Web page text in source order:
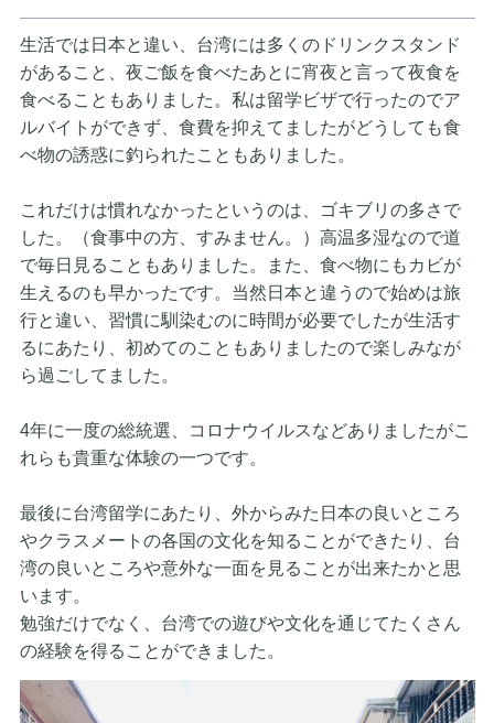
生活では日本と違い、台湾には多くのドリンクスタンド
があること
、夜ご飯を食べたあとに宵夜と言って夜食を
食べることもありました。私は留学ビザで行ったのでア
ルバイトができず、食費を抑えて ましたがどうしても食
べ物の誘惑に釣られたこともありました。
これだけは慣れなかったというのは、ゴキブリの多さで
した。（食事中の方、すみません。）高温多湿なので道
で毎日見ることもあり ました。また、食べ物にもカビが
生えるのも早かったです。当然日 本と違うので始めは旅
行と違い、習慣に馴染むのに時間が必要でしたが生活す
るにあたり、初めてのこともありましたので楽しみなが
ら過ごしてました。
4年に一度の総統選、コロナウイルスなどありましたがこ
れらも貴重な体験の一つです。
最後に台湾留学にあたり、外からみた日本の良いところ
やクラスメ ートの各国の文化を知ることができたり、台
湾の良いところや意外な一面を見ることが出来たかと思
います。
勉強だけでなく、台湾での遊びや文化を通じてたくさん
の経験を得ることができました。